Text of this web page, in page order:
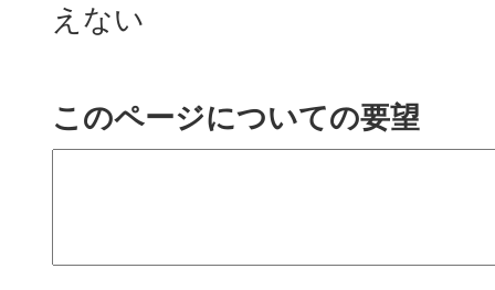
えない
このページについての要望